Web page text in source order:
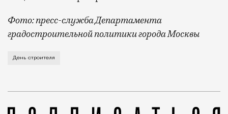
Фото: пресс-служба Департамента
градостроительной политики города Москвы
В этом году профессиональный праздник День
День строителя